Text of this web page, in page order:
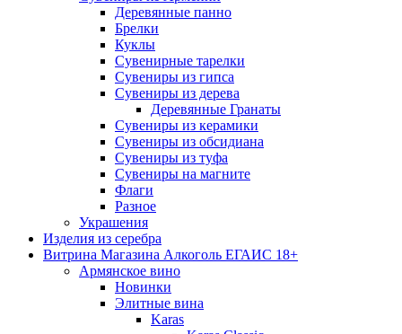
Деревянные панно
Брелки
Куклы
Сувенирные тарелки
Сувениры из гипса
Сувениры из дерева
Деревянные Гранаты
Сувениры из керамики
Сувениры из обсидиана
Сувениры из туфа
Сувениры на магните
Флаги
Разное
Украшения
Изделия из серебра
Витрина Магазина Алкоголь ЕГАИС 18+
Армянское вино
Новинки
Элитные вина
Karas